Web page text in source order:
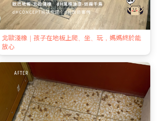
北歐淺橡｜孩子在地板上爬、坐、玩，媽媽終於能
放心